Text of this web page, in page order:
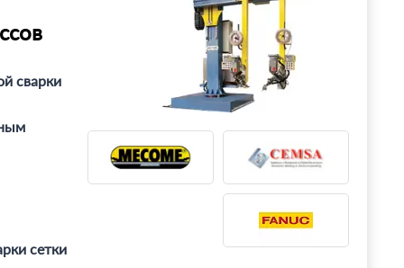
сварки
сетки